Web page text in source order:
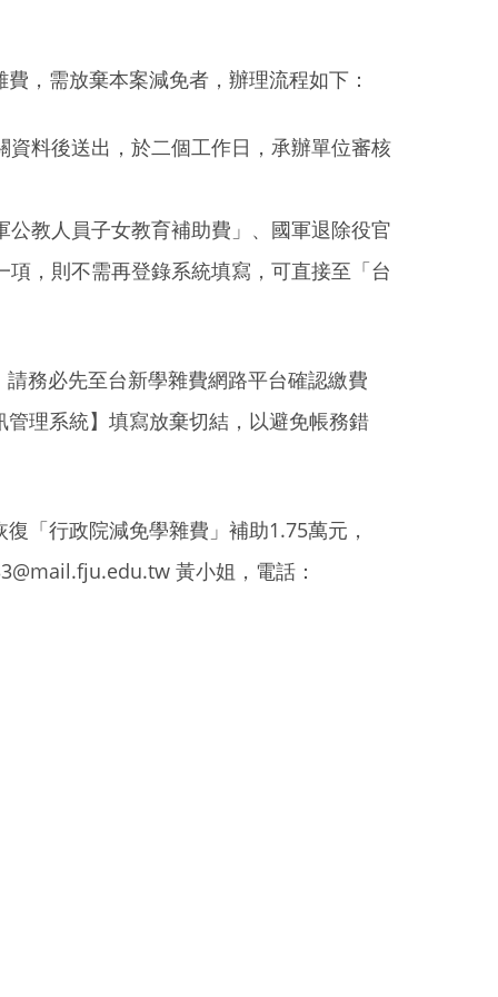
，需放棄本案減免者，辦理流程如下：
料後送出，於二個工作日，承辦單位審核
教人員子女教育補助費」、國軍退除役官
，則不需再登錄系統填寫，可直接至「台
務必先至台新學雜費網路平台確認繳費
理系統】填寫放棄切結，以避免帳務錯
「行政院減免學雜費」補助1.75萬元，
黃小姐，電話：